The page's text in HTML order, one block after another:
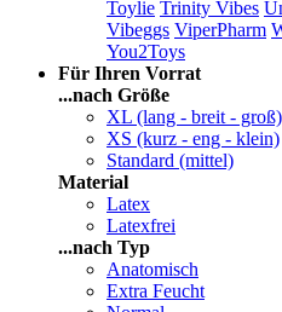
Toylie Trinity Vibes
Vibeggs ViperPharm
You2Toys
Für Ihren Vorrat
...nach Größe
XL (lang - breit - groß)
XS (kurz - eng - klein)
Standard (mittel)
Material
Latex
Latexfrei
...nach Typ
Anatomisch
Extra Feucht